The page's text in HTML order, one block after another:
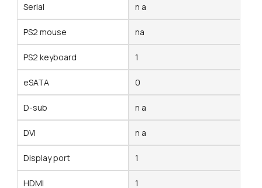
Serial n a
PS2 mouse na
PS2 keyboard 1
eSATA 0
D-sub n a
DVI n a
Display port 1
HDMI 1